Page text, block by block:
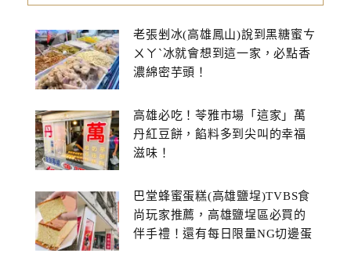
老張剉冰(高雄鳳山)說到黑糖蜜ㄘ
ㄨㄚˋ冰就會想到這一家，必點香
濃綿密芋頭！
高雄必吃！苓雅市場「這家」萬
丹紅豆餅，餡料多到尖叫的幸福
滋味！
巴堂蜂蜜蛋糕(高雄鹽埕)TVBS食
尚玩家推薦，高雄鹽埕區必買的
伴手禮！還有每日限量NG切邊蛋